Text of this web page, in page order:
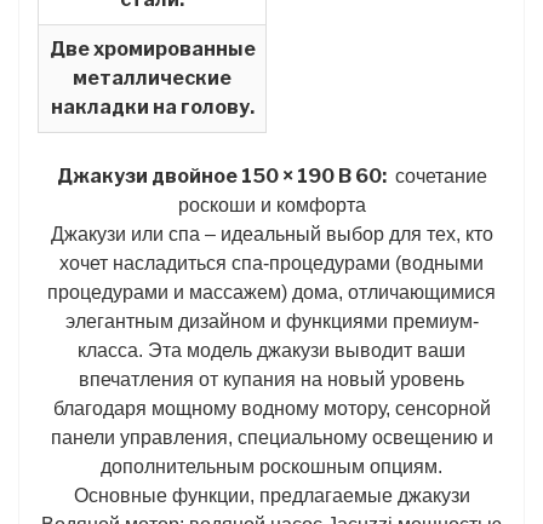
Две хромированные
металлические
накладки на голову.
Джакузи двойное 150 × 190 В 60: сочетание
роскоши и комфорта
Джакузи или спа – идеальный выбор для тех, кто
хочет насладиться спа-процедурами (водными
процедурами и массажем) дома, отличающимися
элегантным дизайном и функциями премиум-
класса. Эта модель джакузи выводит ваши
впечатления от купания на новый уровень
благодаря мощному водному мотору, сенсорной
панели управления, специальному освещению и
дополнительным роскошным опциям.
Основные функции, предлагаемые джакузи